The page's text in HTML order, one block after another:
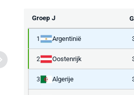
MediaMarkt
EA Sports FC 26 -
PlayStation 5
Adidas
F50
Groep J
1 Argentinië
2 Oostenrijk
3 Algerije